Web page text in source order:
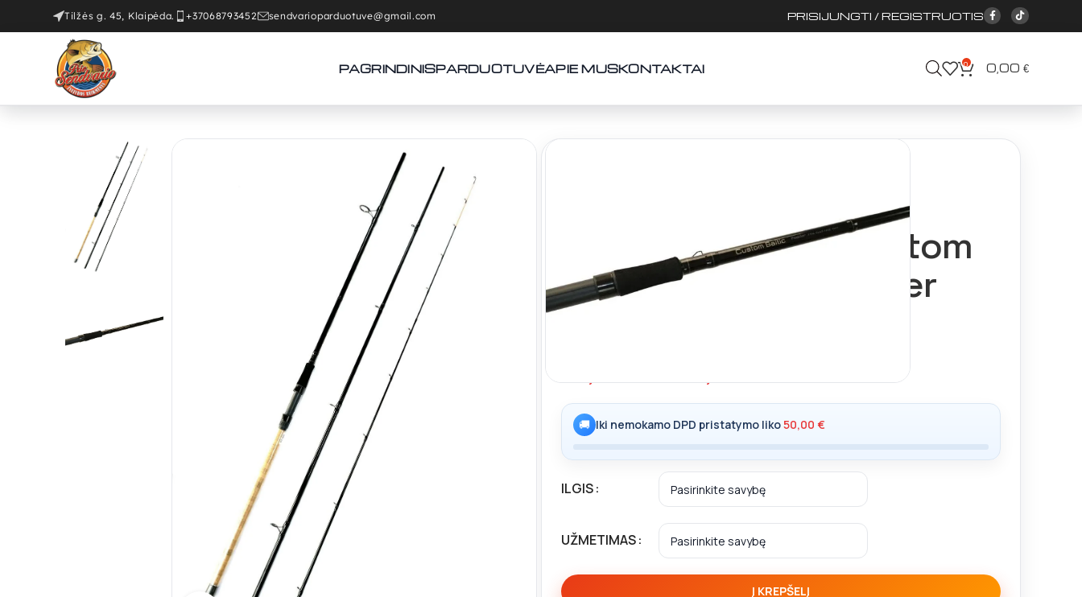
Tilžės g. 45, Klaipėda. +37068793452 sendvarioparduotuve@gmail.com PRISIJUNGTI / REGISTRUOTIS
PAGRINDINISPARDUOTUVĖAPIE MUSKONTAKTAI 0 0,00 €
Feeder Meškerė Custom
Baltic SLR PRO Feeder
30T
🚚 Iki nemokamo DPD pristatymo liko50,00 €
ILGIS
UŽMETIMAS
Į KREPŠELĮ